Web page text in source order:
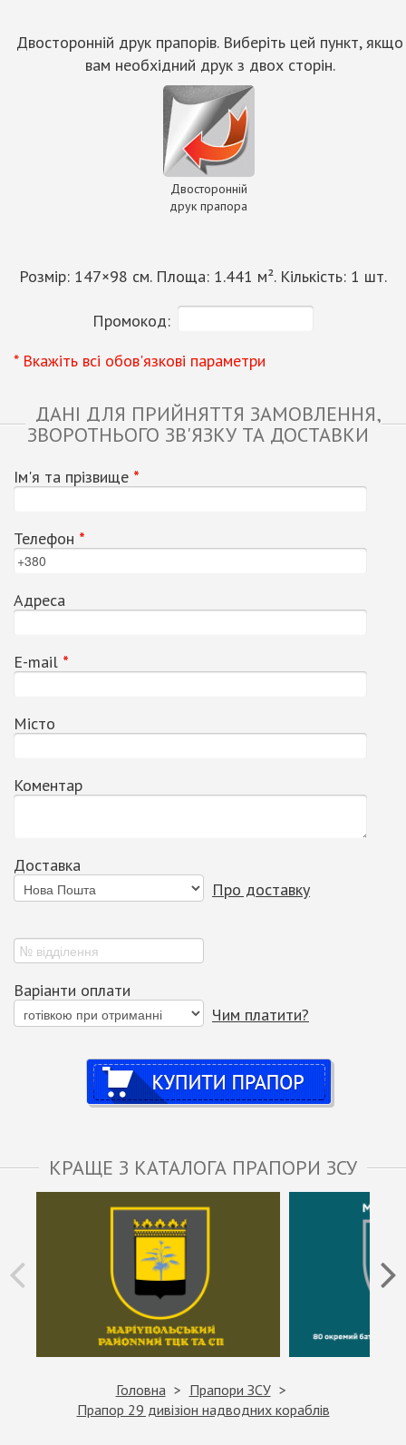
Двосторонній друк прапорів. Виберіть цей пункт, якщо
вам необхідний друк з двох сторін.
Двосторонній
друк прапора
Розмір: 147×98 см. Площа: 1.441 м². Кількість: 1 шт.
Промокод:
* Вкажіть всі обов'язкові параметри
ДАНІ ДЛЯ ПРИЙНЯТТЯ ЗАМОВЛЕННЯ,
ЗВОРОТНЬОГО ЗВ'ЯЗКУ ТА ДОСТАВКИ
Ім'я та прізвище *
Телефон *
Адреса
Е-mail *
Місто
Коментар
Доставка
Про доставку
Варіанти оплати
Чим платити?
Купити
КРАЩЕ З КАТАЛОГА ПРАПОРИ ЗСУ
Головна
Прапори ЗСУ
Прапор 29 дивізіон надводних кораблів